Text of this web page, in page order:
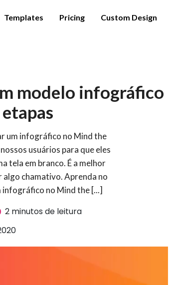
Templates Pricing Custom Design
modelo infográfico
um infográfico no Mind the
usuários para que eles
tela em branco. É a melhor
algo chamativo. Aprenda no
no Mind the [...]
2 minutos de leitura